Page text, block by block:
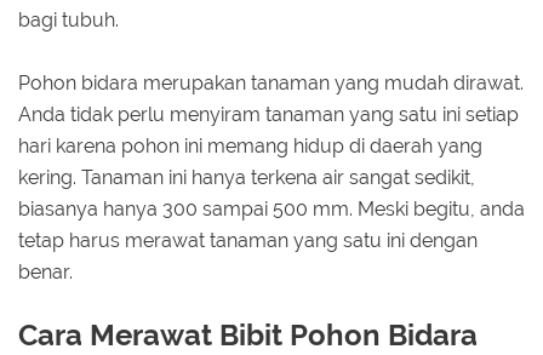
bagi tubuh.
Pohon bidara merupakan tanaman yang mudah dirawat.
Anda tidak perlu menyiram tanaman yang satu ini setiap
hari karena pohon ini memang hidup di daerah yang
kering. Tanaman ini hanya terkena air sangat sedikit,
biasanya hanya 300 sampai 500 mm. Meski begitu, anda
tetap harus merawat tanaman yang satu ini dengan
benar.
Cara Merawat Bibit Pohon Bidara